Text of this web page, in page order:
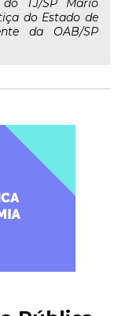
do TJ/SP Mário
do Estado de
da OAB/SP